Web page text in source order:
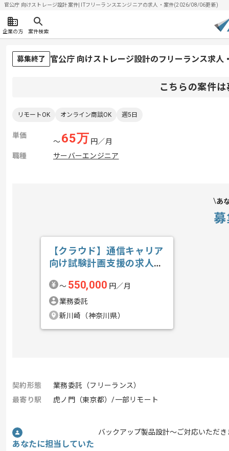
官公庁 向けストレージ設計案件| ITフリーランスエンジニアの求人・案件(2026/08/06更新)
企業の方 案件検索
募集終了 官公庁 向けストレージ設計のフリーランス求人
こちらの案件
リモートOK オンライン商談OK 週5日
単価
〜65万 円／月
職種
サーバーエンジニア
あ
【クラウド】通信キャリア
向け試験計画支援の求人・
〜 550,000 円／月
業務委託
新川崎（神奈川県）
契約形態
業務委託（フリーランス）
最寄り駅
虎ノ門（東京都）/一部リモート
あなたに担当していた
バックアップ製品設計～ご対応いただき